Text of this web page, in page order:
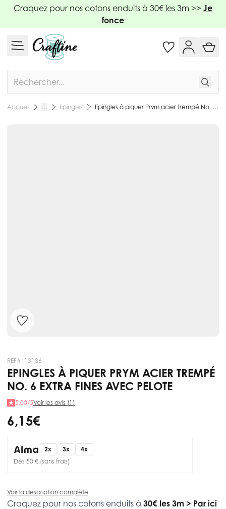
Allez au contenu
Craquez pour nos cotons enduits à 30€ les 3m >> Je
fonce
Accueil … Epingles Epingles à piquer Prym acier trempé No. 6 Extra Fines avec pelote
REF#: 13186
EPINGLES À PIQUER PRYM ACIER TREMPÉ
NO. 6 EXTRA FINES AVEC PELOTE
5.00/5Voir les avis (1)
6,15 €
2x 3x
4x
Dès 50 € (sans frais)
Voir la description complète
Craquez pour nos cotons enduits à 30€ les 3m > Par ici